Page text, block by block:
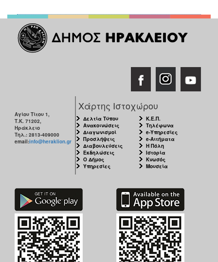
Αγίου Τίτου 1,
Τ.Κ. 71202,
Ηράκλειο
Τηλ.: 2813-409000
email:info@heraklion.gr
Χάρτης Ιστοχώρου
Δελτία Τύπου
Ανακοινώσεις
Διαγωνισμοί
Προσλήψεις
Διαβουλεύσεις
Εκδηλώσεις
Ο Δήμος
Υπηρεσίες
Κ.Ε.Π.
Τηλέφωνα
e-Υπηρεσίες
e-Αιτήματα
Η Πόλη
Ιστορία
Κνωσός
Μουσεία